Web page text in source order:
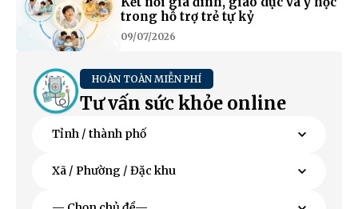
trong hỗ trợ trẻ tự kỷ
09/07/2026
HOÀN TOÀN MIỄN PHÍ
Tư vấn sức khỏe online